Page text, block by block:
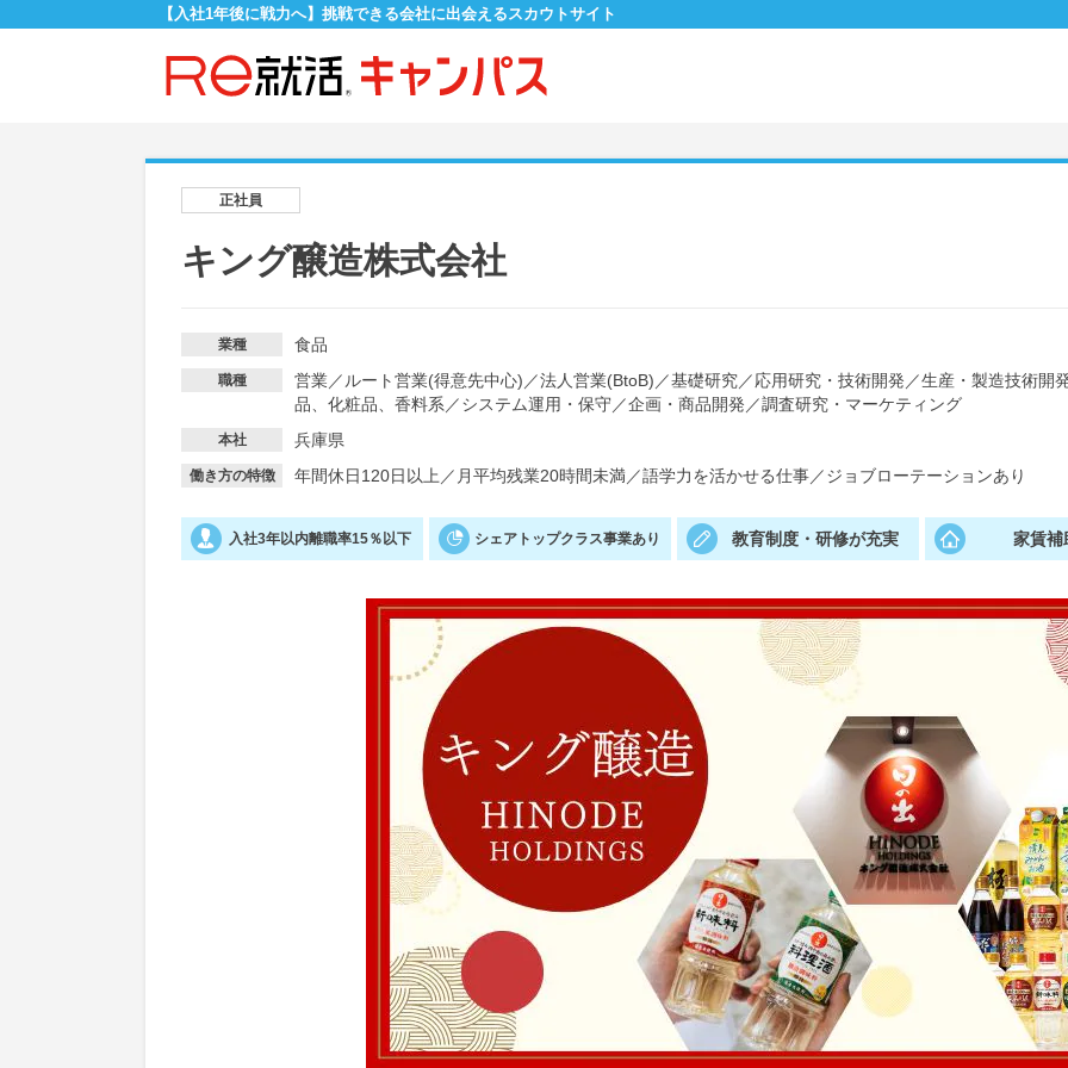
【入社1年後に戦力へ】挑戦できる会社に出会えるスカウトサイト
正社員
キング醸造株式会社
業種 食品
職種 営業／ ルート営業(得意先中心) ／法人営業(BtoB) ／基礎研究／応用研究・技術開発 ／生産・製造技術開
品、化粧品、香料系 ／システム運用・保守／企画・商品開発 ／調査研究・マーケティング
本社 兵庫県
働き方の特徴 年間休日120日以上 ／ 月平均残業20時間未満／語学力を活かせる仕事／ジョブローテーションあり
入社3年以内離職率15％以下 シェアトップクラス事業あり 教育制度・研修が充実 家賃補